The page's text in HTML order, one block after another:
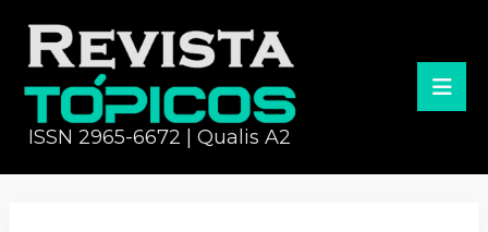
ISSN 2965-6672 | Qualis A2